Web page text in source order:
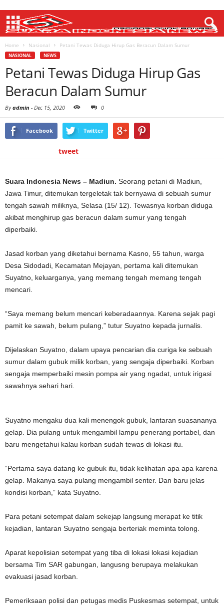
Home Nasional Petani Tewas Diduga Hirup Gas Beracun Dalam Sumur
NASIONAL NEWS
Petani Tewas Diduga Hirup Gas
Beracun Dalam Sumur
Byadmin - Dec 15, 2020 0
Facebook Twitter
tweet
Suara Indonesia News – Madiun. Seorang petani di Madiun,
Jawa Timur, ditemukan tergeletak tak bernyawa di sebuah sumur
tengah sawah miliknya, Selasa (15/ 12). Tewasnya korban diduga
akibat menghirup gas beracun dalam sumur yang tengah
diperbaiki.
Jasad korban yang diketahui bernama Kasno, 55 tahun, warga
Desa Sidodadi, Kecamatan Mejayan, pertama kali ditemukan
Suyatno, keluarganya, yang memang tengah memang tengah
mencari.
“Saya memang belum mencari keberadaannya. Karena sejak pagi
pamit ke sawah, belum pulang,” tutur Suyatno kepada jurnalis.
Dijelaskan Suyatno, dalam upaya pencarian dia curiga ke sebuah
sumur dalam gubuk milik korban, yang sengaja diperbaiki. Korban
sengaja memperbaiki mesin pompa air yang ngadat, untuk irigasi
sawahnya sehari hari.
Suyatno mengaku dua kali menengok gubuk, lantaran suasananya
gelap. Dia pulang untuk mengambil lampu penerang portabel, dan
baru mengetahui kalau korban sudah tewas di lokasi itu.
“Pertama saya datang ke gubuk itu, tidak kelihatan apa apa karena
gelap. Makanya saya pulang mengambil senter. Dan baru jelas
kondisi korban,” kata Suyatno.
Para petani setempat dalam sekejap langsung merapat ke titik
kejadian, lantaran Suyatno sengaja berteriak meminta tolong.
Aparat kepolisian setempat yang tiba di lokasi lokasi kejadian
bersama Tim SAR gabungan, langusng berupaya melakukan
evakuasi jasad korban.
Pemeriksaan polisi dan petugas medis Puskesmas setempat, untuk